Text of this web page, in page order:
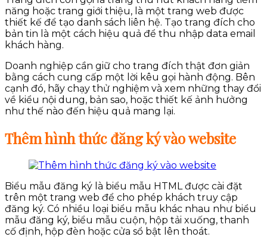
năng hoặc trang giới thiệu, là một trang web được
thiết kế để tạo danh sách liên hệ. Tạo trang đích cho
bản tin là một cách hiệu quả để thu nhập data email
khách hàng.
Doanh nghiệp cần giữ cho trang đích thật đơn giản
bằng cách cung cấp một lời kêu gọi hành động. Bên
cạnh đó, hãy chạy thử nghiệm và xem những thay đổi
về kiểu nội dung, bản sao, hoặc thiết kế ảnh hưởng
như thế nào đến hiệu quả mang lại.
Thêm hình thức đăng ký vào website
Biểu mẫu đăng ký là biểu mẫu HTML được cài đặt
trên một trang web để cho phép khách truy cập
đăng ký. Có nhiều loại biểu mẫu khác nhau như biểu
mẫu đăng ký, biểu mẫu cuộn, hộp tải xuống, thanh
cố định, hộp đèn hoặc cửa sổ bật lên thoát.